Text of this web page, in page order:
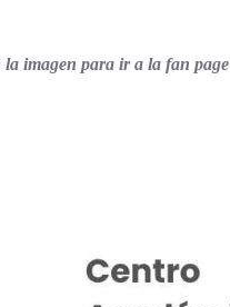
la imagen para ir a la fan page